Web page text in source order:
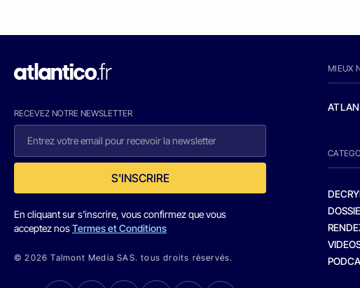
RECEVEZ NOTRE NEWSLETTER
S'INSCRIRE
En cliquant sur s'inscrire, vous confirmez que vous
acceptez nosTermes et Conditions
© 2026 Talmont Media SAS. tous droits réservés.
MIEUX